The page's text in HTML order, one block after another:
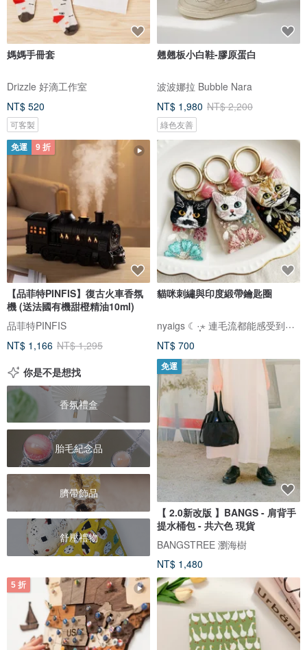
媽媽手冊套
Drizzle 好滴工作室
NT$ 520
可客製
翹翹板小白鞋-膠原蛋白
波波娜拉 Bubble Nara
NT$ 1,980 NT$ 2,200
綠色友善
免運 9 折
【品菲特PINFIS】復古火車香氛
機 (送法國有機甜橙精油10ml)
品菲特PINFIS
NT$ 1,166 NT$ 1,295
貓咪刺繡與印度緞帶鑰匙圈
nyaigs ☾·̩͙⋆ 連毛流都能感受到的貓咪刺繡
NT$ 700
你是不是想找
香氛禮盒
胎毛紀念品
臍帶飾品
舒壓禮物
免運
【 2.0新改版 】BANGS - 肩背手
提水桶包 - 共六色 現貨
BANGSTREE 瀏海樹
NT$ 1,480
5 折